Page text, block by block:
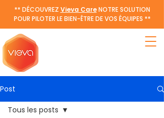
** DÉCOUVREZ Vieva CareNOTRE SOLUTION
POUR PILOTER LE BIEN-ÊTRE DE VOS ÉQUIPES **
Post
Tous les posts